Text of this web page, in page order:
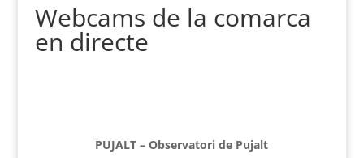
Webcams de la comarca
en directe
PUJALT – Observatori de Pujalt